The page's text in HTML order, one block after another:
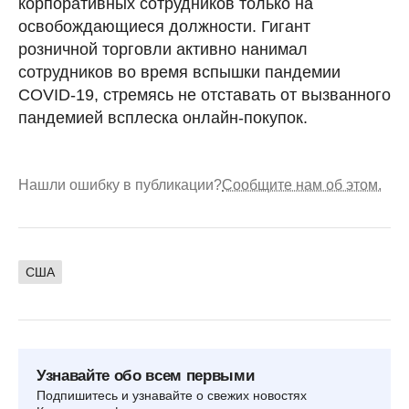
освобождающиеся должности. Гигант
розничной торговли активно нанимал
сотрудников во время вспышки пандемии
COVID-19, стремясь не отставать от вызванного
пандемией всплеска онлайн-покупок.
Нашли ошибку в публикации?Сообщите нам об этом.
США
Узнавайте обо всем первыми
Подпишитесь и узнавайте о свежих новостях